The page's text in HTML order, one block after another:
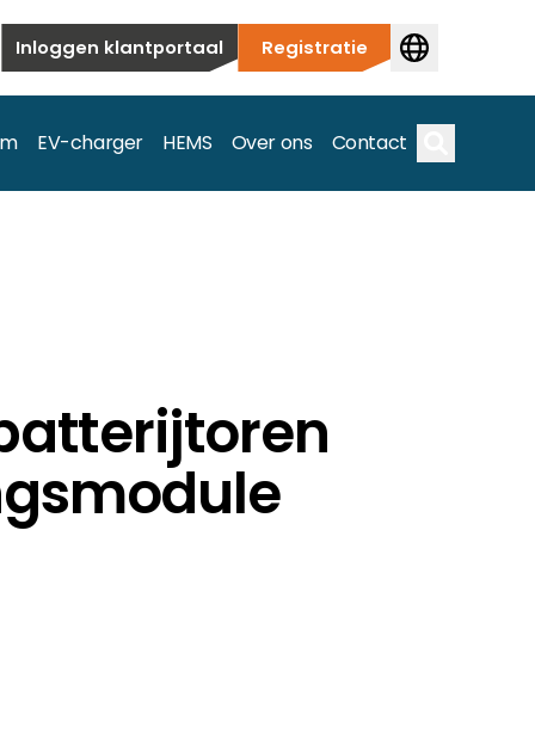
Inloggen klantportaal Registratie
EV-charger HEMS Over ons Contact
tot commerciële en utiliteitstoepassingen.
spectrum.